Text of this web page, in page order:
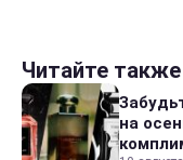
Читайте также
на